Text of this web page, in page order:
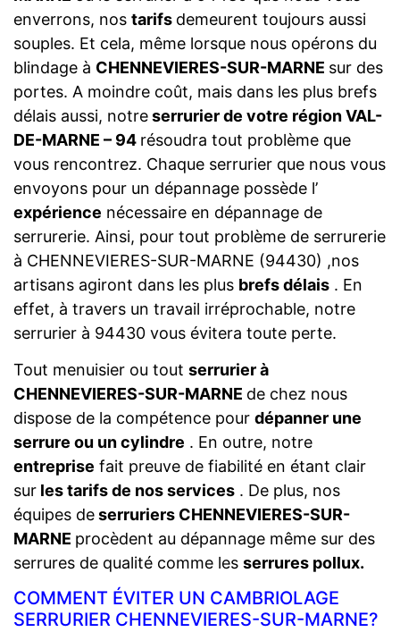
enverrons, nos tarifs demeurent toujours aussi
souples. Et cela, même lorsque nous opérons du
blindage à CHENNEVIERES-SUR-MARNE sur des
portes. A moindre coût, mais dans les plus brefs
délais aussi, notreserrurier de votre région VAL-
DE-MARNE – 94 résoudra tout problème que
vous rencontrez. Chaque serrurier que nous vous
envoyons pour un dépannage possède l’
expérience nécessaire en dépannage de
serrurerie. Ainsi, pour tout problème de serrurerie
à CHENNEVIERES-SUR-MARNE (94430) ,nos
artisans agiront dans les plus brefs délais . En
effet, à travers un travail irréprochable, notre
serrurier à 94430 vous évitera toute perte.
Tout menuisier ou tout serrurier à
CHENNEVIERES-SUR-MARNE de chez nous
dispose de la compétence pour dépanner une
serrure ou un cylindre . En outre, notre
entreprise fait preuve de fiabilité en étant clair
sur les tarifs de nos services . De plus, nos
équipes deserruriers CHENNEVIERES-SUR-
MARNE procèdent au dépannage même sur des
serrures de qualité comme les serrures pollux.
COMMENT ÉVITER UN CAMBRIOLAGE
SERRURIER CHENNEVIERES-SUR-MARNE?